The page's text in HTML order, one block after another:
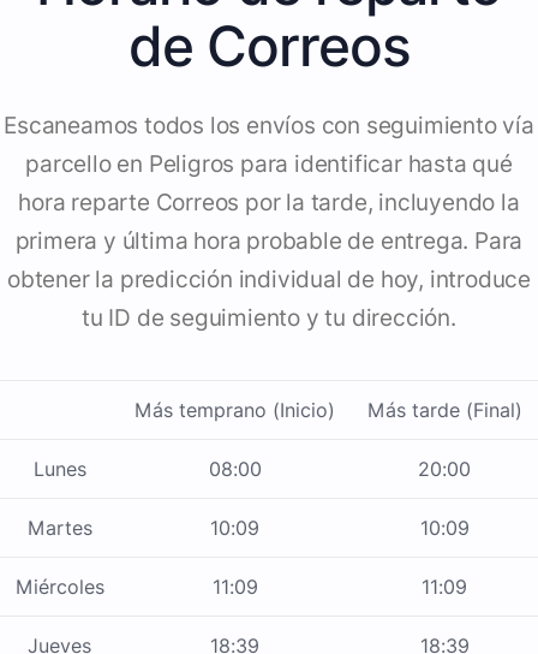
de Correos
Escaneamos todos los envíos con seguimiento vía
parcello en Peligros para identificar hasta qué
hora reparte Correos por la tarde, incluyendo la
primera y última hora probable de entrega. Para
obtener la predicción individual de hoy, introduce
tu ID de seguimiento y tu dirección.
Más temprano (Inicio) Más tarde (Final)
Lunes 08:00 20:00
Martes 10:09 10:09
Miércoles 11:09 11:09
Jueves 18:39 18:39